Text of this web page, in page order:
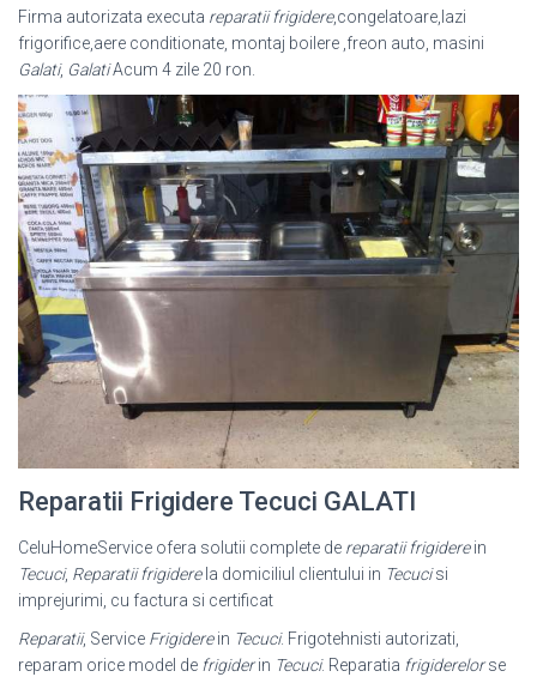
Firma autorizata executa reparatii frigidere,congelatoare,lazi
frigorifice,aere conditionate, montaj boilere ,freon auto, masini
Galati, GalatiAcum 4 zile 20 ron.
Reparatii Frigidere Tecuci GALATI
CeluHomeService ofera solutii complete de reparatii frigiderein
Tecuci, Reparatii frigiderela domiciliul clientului in Tecucisi
imprejurimi, cu factura si certificat
Reparatii, Service Frigiderein Tecuci. Frigotehnisti autorizati,
reparam orice model de frigiderin Tecuci. Reparatia frigiderelorse